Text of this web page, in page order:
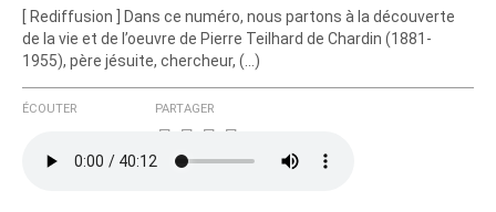
[ Rediffusion ] Dans ce numéro, nous partons à la découverte
de la vie et de l’oeuvre de Pierre Teilhard de Chardin (1881-
1955), père jésuite, chercheur, (…)
ÉCOUTER PARTAGER